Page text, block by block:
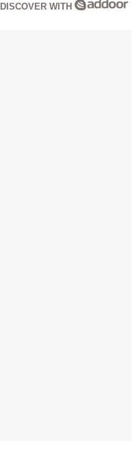
DISCOVER WITH